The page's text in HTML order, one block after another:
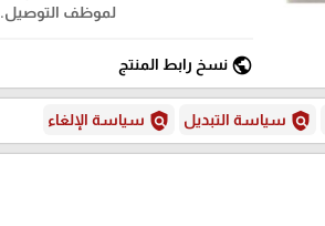
لموظف التوصيل.
public نسخ رابط المنتج
policy سياسة التبديل policy سياسة الإلغاء